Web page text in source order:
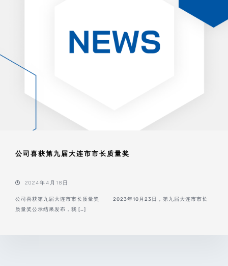
公司喜获第九届大连市市长质量奖
2024年4月18日
公司喜获第九届大连市市长质量奖 2023年10月23日，第九届大连市市长
质量奖公示结果发布，我 […]